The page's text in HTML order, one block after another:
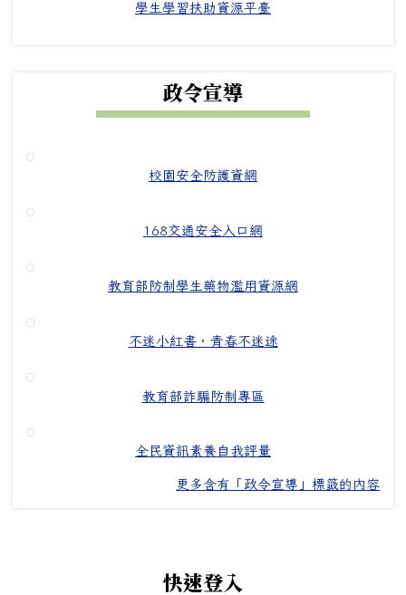
學生學習扶助資源平臺
政令宣導
校園安全防護資網
168交通安全入口網
教育部防制學生藥物濫用資源網
不迷小紅書，青春不迷途
教育部詐騙防制專區
全民資訊素養自我評量
更多含有「政令宣導」標籤的內容
快速登入